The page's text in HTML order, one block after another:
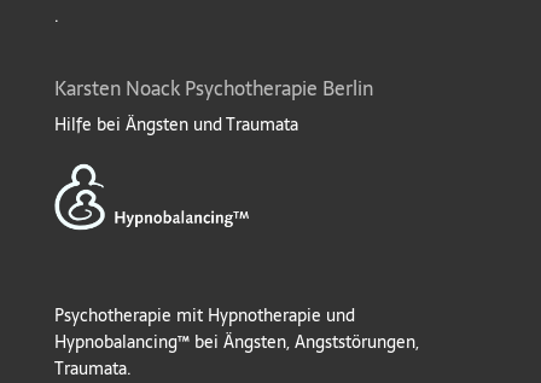
.
Karsten Noack Psychotherapie Berlin
Hilfe bei Ängsten und Traumata
Psychotherapie mit Hypnotherapie und
Hypnobalancing™ bei Ängsten, Angststörungen,
Traumata.